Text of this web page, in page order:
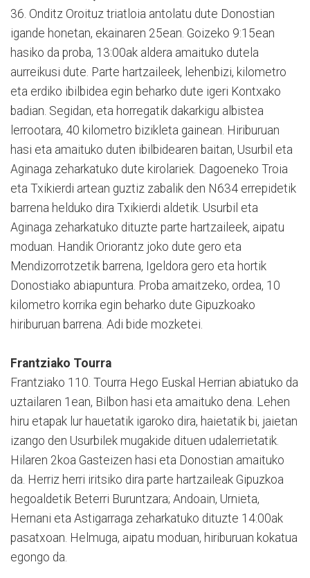
36. Onditz Oroituz triatloia antolatu dute Donostian
igande honetan, ekainaren 25ean. Goizeko 9:15ean
hasiko da proba, 13:00ak aldera amaituko dutela
aurreikusi dute. Parte hartzaileek, lehenbizi, kilometro
eta erdiko ibilbidea egin beharko dute igeri Kontxako
badian. Segidan, eta horregatik dakarkigu albistea
lerrootara, 40 kilometro bizikleta gainean. Hiriburuan
hasi eta amaituko duten ibilbidearen baitan, Usurbil eta
Aginaga zeharkatuko dute kirolariek. Dagoeneko Troia
eta Txikierdi artean guztiz zabalik den N634 errepidetik
barrena helduko dira Txikierdi aldetik. Usurbil eta
Aginaga zeharkatuko dituzte parte hartzaileek, aipatu
moduan. Handik Oriorantz joko dute gero eta
Mendizorrotzetik barrena, Igeldora gero eta hortik
Donostiako abiapuntura. Proba amaitzeko, ordea, 10
kilometro korrika egin beharko dute Gipuzkoako
hiriburuan barrena. Adi bide mozketei.
Frantziako Tourra
Frantziako 110. Tourra Hego Euskal Herrian abiatuko da
uztailaren 1ean, Bilbon hasi eta amaituko dena. Lehen
hiru etapak lur hauetatik igaroko dira, haietatik bi, jaietan
izango den Usurbilek mugakide dituen udalerrietatik.
Hilaren 2koa Gasteizen hasi eta Donostian amaituko
da. Herriz herri iritsiko dira parte hartzaileak Gipuzkoa
hegoaldetik Beterri Buruntzara; Andoain, Urnieta,
Hernani eta Astigarraga zeharkatuko dituzte 14:00ak
pasatxoan. Helmuga, aipatu moduan, hiriburuan kokatua
egongo da.